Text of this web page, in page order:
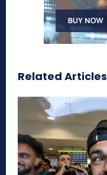
Related Articles